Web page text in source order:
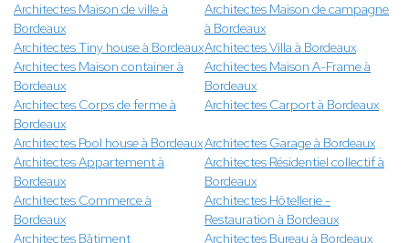
Architectes Maison de ville à
Bordeaux
Architectes Maison de campagne
à Bordeaux
Architectes Tiny house à BordeauxArchitectes Villa à Bordeaux
Architectes Maison container à
Bordeaux
Architectes Maison A-Frame à
Bordeaux
Architectes Corps de ferme à
Bordeaux
Architectes Carport à Bordeaux
Architectes Pool house à BordeauxArchitectes Garage à Bordeaux
Architectes Appartement à
Bordeaux
Architectes Résidentiel collectif à
Bordeaux
Architectes Commerce à
Bordeaux
Architectes Hôtellerie -
Restauration à Bordeaux
Architectes Bâtiment
Architectes Bureau à Bordeaux